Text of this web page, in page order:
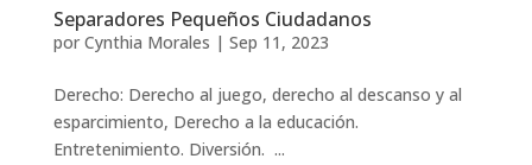
Separadores Pequeños Ciudadanos
por Cynthia Morales | Sep 11, 2023
Derecho: Derecho al juego, derecho al descanso y al
esparcimiento, Derecho a la educación.
Entretenimiento. Diversión. ...